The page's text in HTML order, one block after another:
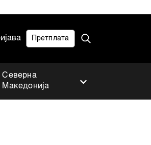
Претплата
Северна
Македонија